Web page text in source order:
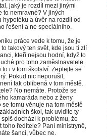
jaký je rozdíl mezi jinými
to nemravné? V jiných
a úvěr na rozdíl od
řešení a ne speciálního.
práce vede k tomu, že je
takový ten svět, kde jsou ti zlí
kteří nejsou hodní, když to
pro toho zaměstnavatele.
i v tom školství. Zeptejte se
Pokud nic neporušil,
tak oblíbená v tom městě.
No nemáte. Protože se
kamaráda nebo z ženy
tomu věnuje na tom městě
škol, tak uvidíte ty
dochází k problému, že
toho ředitele? Paní ministryně,
šanci, vůbec ne.